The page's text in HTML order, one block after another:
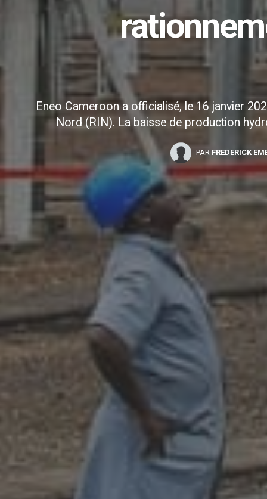
Eneo Cameroon a officialisé, le 16 janvier
Nord (RIN). La baisse de production
PAR FREDERICK